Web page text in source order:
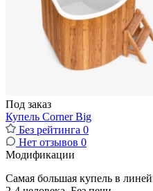
Под заказ
Купель Corner Big
Без рейтинга 0
Нет отзывов 0
Модификации
Самая большая купель в